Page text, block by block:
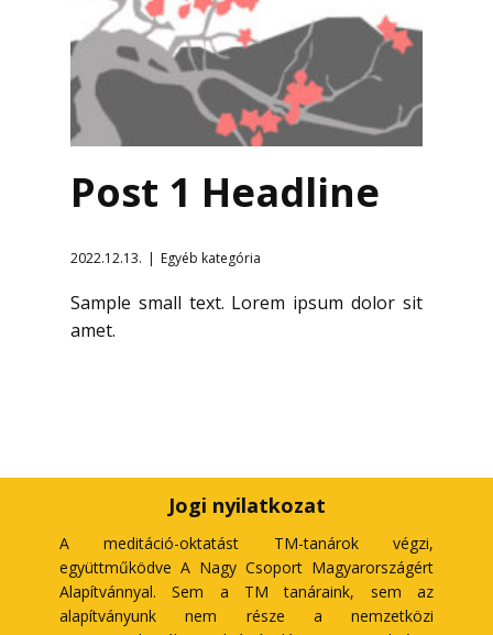
Post 1 Headline
2022.12.13. Egyéb kategória
Sample small text. Lorem ipsum dolor sit
amet.
Jogi nyilatkozat
A meditáció-oktatást TM-tanárok végzi,
együttműködve A Nagy Csoport Magyarországért
Alapítvánnyal. Sem a TM tanáraink, sem az
alapítványunk nem része a nemzetközi